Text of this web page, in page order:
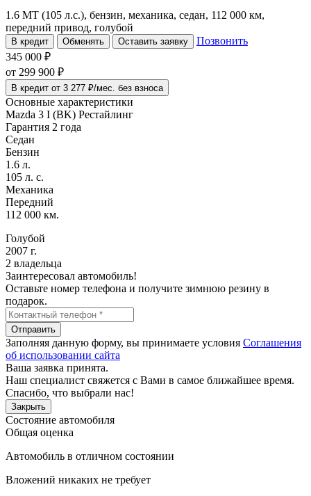
1.6 MT (105 л.с.), бензин, механика, седан, 112 000 км,
передний привод, голубой
В кредит Обменять Оставить заявку
Позвонить
345 000 ₽
от 299 900 ₽
В кредит от 3 277 ₽/мес. без взноса
Основные характеристики
Mazda 3 I (BK) Рестайлинг
Гарантия 2 года
Седан
Бензин
1.6 л.
105 л. с.
Механика
Передний
112 000 км.
Голубой
2007 г.
2 владельца
Заинтересовал автомобиль!
Оставьте номер телефона и получите зимнюю резину в
подарок.
Отправить
Заполняя данную форму, вы принимаете условия Соглашения
об использовании сайта
Ваша заявка принята.
Наш специалист свяжется с Вами в самое ближайшее время.
Спасибо, что выбрали нас!
Закрыть
Состояние автомобиля
Общая оценка
Автомобиль в отличном состоянии
Вложений никаких не требует